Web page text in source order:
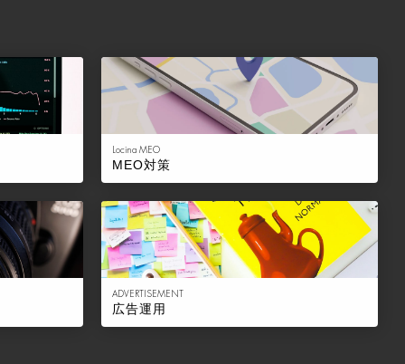
Locina MEO
MEO対策
ADVERTISEMENT
広告運用